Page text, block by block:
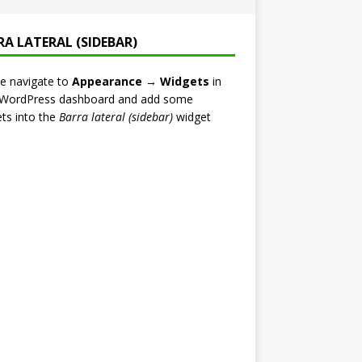
LATERAL (SIDEBAR)
navigate to Appearance → Widgets in
dashboard and add some
into the Barra lateral (sidebar)widget